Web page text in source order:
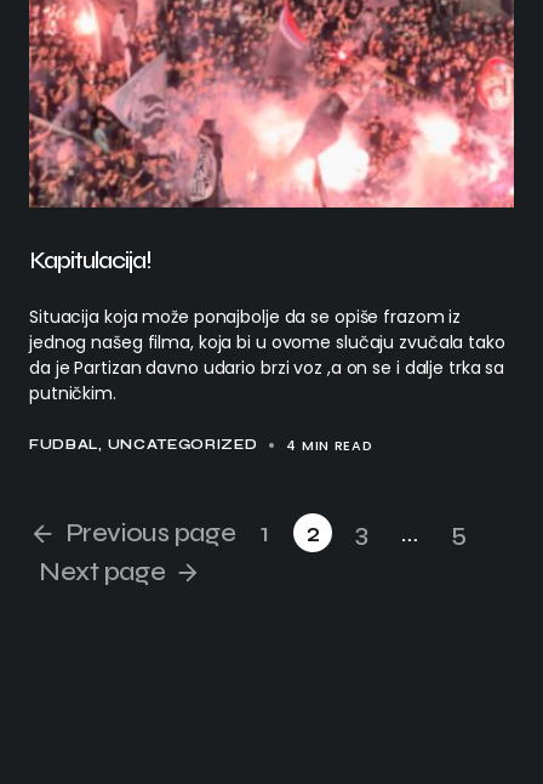
FUDBAL UNCATEGORIZED 4 MIN READ
Kapitulacija!
Situacija koja može ponajbolje da se opiše frazom iz
jednog našeg filma, koja bi u ovome slučaju zvučala tako
da je Partizan davno udario brzi voz ,a on se i dalje trka sa
putničkim.
Previous page 1 2 3 …
5
Next page